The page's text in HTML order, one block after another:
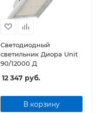
Светодиодный
светильник Диора Unit
90/12000 Д
12 347руб.
В корзину